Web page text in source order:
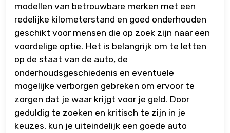
modellen van betrouwbare merken met een
redelijke kilometerstand en goed onderhouden
geschikt voor mensen die op zoek zijn naar een
voordelige optie. Het is belangrijk om te letten
op de staat van de auto, de
onderhoudsgeschiedenis en eventuele
mogelijke verborgen gebreken om ervoor te
zorgen dat je waar krijgt voor je geld. Door
geduldig te zoeken en kritisch te zijn in je
keuzes, kun je uiteindelijk een goede auto